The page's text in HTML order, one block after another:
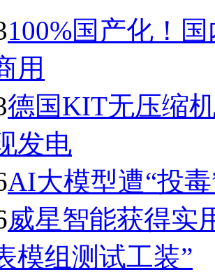
100%国产化！
用
德国KIT无压缩
发电
AI大模型遭“投
威星智能获得实
模组测试工装”